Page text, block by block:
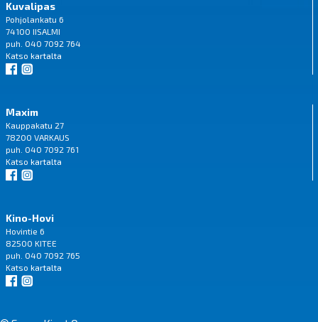
Kuvalipas
Pohjolankatu 6
74100 IISALMI
puh. 040 7092 764
Katso kartalta
Maxim
Kauppakatu 27
78200 VARKAUS
puh. 040 7092 761
Katso kartalta
Kino-Hovi
Hovintie 6
82500 KITEE
puh. 040 7092 765
Katso kartalta